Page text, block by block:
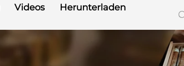
Videos Herunterladen